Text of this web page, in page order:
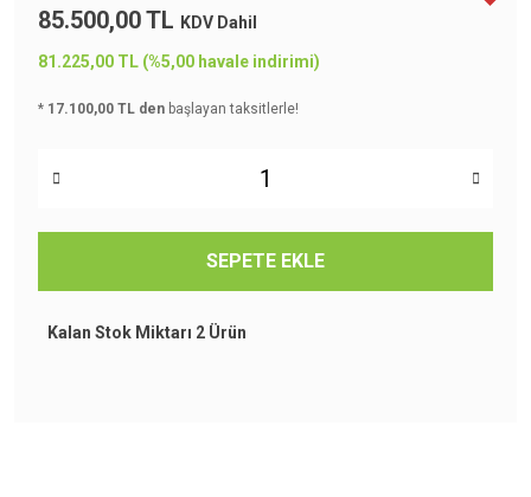
85.500,00 TL KDV Dahil
81.225,00 TL (%5,00 havale indirimi)
* 17.100,00 TL den başlayan taksitlerle!
SEPETE EKLE
Kalan Stok Miktarı 2 Ürün